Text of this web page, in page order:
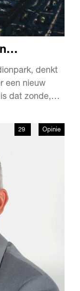
denkt
een nieuw
dat zonde,
en
stad, dat
nu al
29 Opinie